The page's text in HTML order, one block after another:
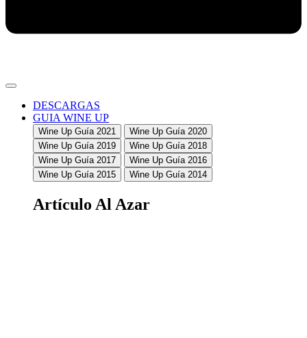
DESCARGAS
GUIA WINE UP
Wine Up Guía 2021
Wine Up Guía 2020
Wine Up Guía 2019
Wine Up Guía 2018
Wine Up Guía 2017
Wine Up Guía 2016
Wine Up Guía 2015
Wine Up Guía 2014
Artículo Al Azar